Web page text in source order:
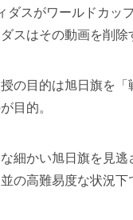
ダスがワールドカッ
スはその動画を削除
の目的は旭日旗を
目的。
細かい旭日旗を見
の高難易度な状況下